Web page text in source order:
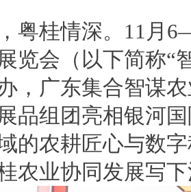
粤桂情深。11月
览会（以下简称“
，广东集合智谋
品组团亮相银河
的农耕匠心与数
农业协同发展写